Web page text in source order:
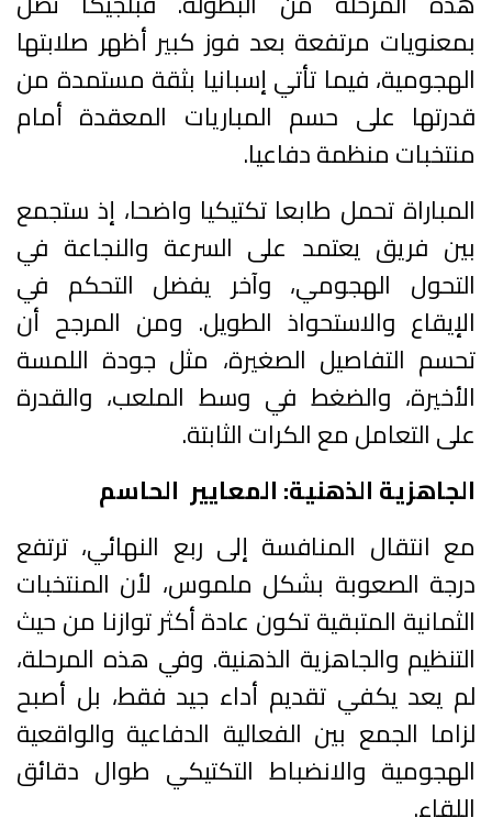
بمعنويات مرتفعة بعد فوز كبير أظهر صلابتها
الهجومية، فيما تأتي إسبانيا بثقة مستمدة من
قدرتها على حسم المباريات المعقدة أمام
منتخبات منظمة دفاعيا.
المباراة تحمل طابعا تكتيكيا واضحا، إذ ستجمع
بين فريق يعتمد على السرعة والنجاعة في
التحول الهجومي، وآخر يفضل التحكم في
الإيقاع والاستحواذ الطويل. ومن المرجح أن
تحسم التفاصيل الصغيرة، مثل جودة اللمسة
الأخيرة، والضغط في وسط الملعب، والقدرة
على التعامل مع الكرات الثابتة.
الجاهزية الذهنية: المعايير الحاسم
مع انتقال المنافسة إلى ربع النهائي، ترتفع
درجة الصعوبة بشكل ملموس، لأن المنتخبات
الثمانية المتبقية تكون عادة أكثر توازنا من حيث
التنظيم والجاهزية الذهنية. وفي هذه المرحلة،
لم يعد يكفي تقديم أداء جيد فقط، بل أصبح
لزاما الجمع بين الفعالية الدفاعية والواقعية
الهجومية والانضباط التكتيكي طوال دقائق
اللقاء.